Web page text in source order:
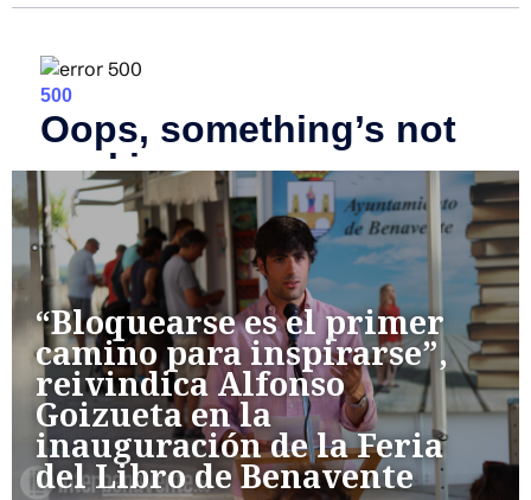
“Bloquearse es el primer
camino para inspirarse”,
reivindica Alfonso
Goizueta en la
inauguración de la Feria
del Libro de Benavente